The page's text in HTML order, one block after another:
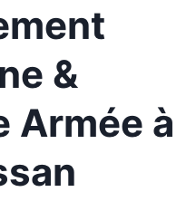
&
Armée à